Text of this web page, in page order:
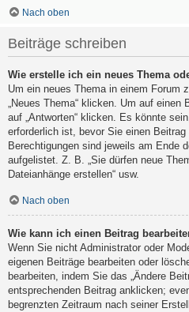
Nach oben
Beiträge schreiben
Wie erstelle ich ein neues Thema
Um ein neues Thema in einem Forum
„Neues Thema“ klicken. Um auf
auf „Antworten“ klicken. Es könnte
erforderlich ist, bevor Sie einen
Berechtigungen sind jeweils am Ende
aufgelistet. Z. B. „Sie dürfen neue
Dateianhänge erstellen“ usw.
Nach oben
Wie kann ich einen Beitrag
Wenn Sie nicht Administrator oder
eigenen Beiträge bearbeiten oder
bearbeiten, indem Sie das „Ändere
entsprechenden Beitrag anklicken;
begrenzten Zeitraum nach seiner